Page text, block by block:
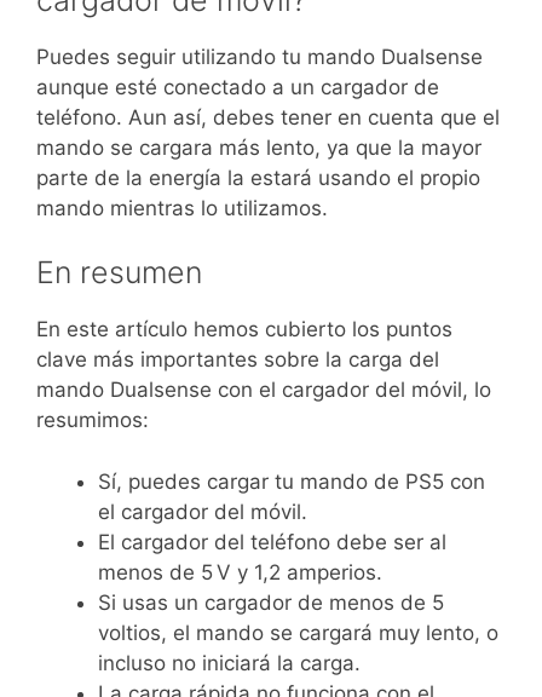
Puedes seguir utilizando tu mando Dualsense
aunque esté conectado a un cargador de
teléfono. Aun así, debes tener en cuenta que el
mando se cargara más lento, ya que la mayor
parte de la energía la estará usando el propio
mando mientras lo utilizamos.
En resumen
En este artículo hemos cubierto los puntos
clave más importantes sobre la carga del
mando Dualsense con el cargador del móvil, lo
resumimos:
Sí, puedes cargar tu mando de PS5 con
el cargador del móvil.
El cargador del teléfono debe ser al
menos de 5 V y 1,2 amperios.
Si usas un cargador de menos de 5
voltios, el mando se cargará muy lento, o
incluso no iniciará la carga.